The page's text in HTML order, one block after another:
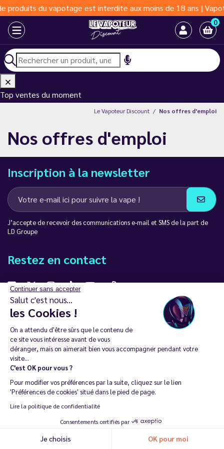
Continuer sans accepter
Salut c'est nous...
les Cookies !
On a attendu d'être sûrs que le contenu de
ce site vous intéresse avant de vous
déranger, mais on aimerait bien vous accompagner pendant votre
visite...
C'est OK pour vous ?
Pour modifier vos préférences par la suite, cliquez sur le lien
'Préférences de cookies' situé dans le pied de page.
Lire la politique de confidentialité
Consentements certifiés par
Je choisis OK pour moi
du vapotage est interdite aux moins de 18 ans |
0
Top ventes du moment
Le Vapoteur Discount Nos offres d'emploi
Nos offres d'emploi
Inscription à la newsletter
J’accepte de recevoir des communications e-mail et SMS de la part de
LD Groupe
Restez en contact
La vente de cigarette électronique est interdite chez les moins de
Copyright © 2014 - 2026 Le Vapoteur Discount - Tous droits
réservés.
Vapoter aide à vivre sans tabac et sans dépendance à la nicotine. |
Ne vapotez pas si vous ne fumez pas.